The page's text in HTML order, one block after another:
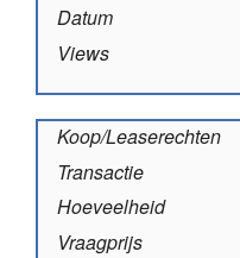
Datum
Views
Koop/Leaserechten
Transactie
Hoeveelheid
Vraagprijs